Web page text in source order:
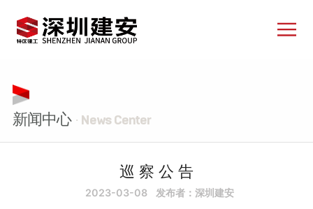
新闻中心 · News Center
巡 察 公 告
2023-03-08 发布者：深圳建安